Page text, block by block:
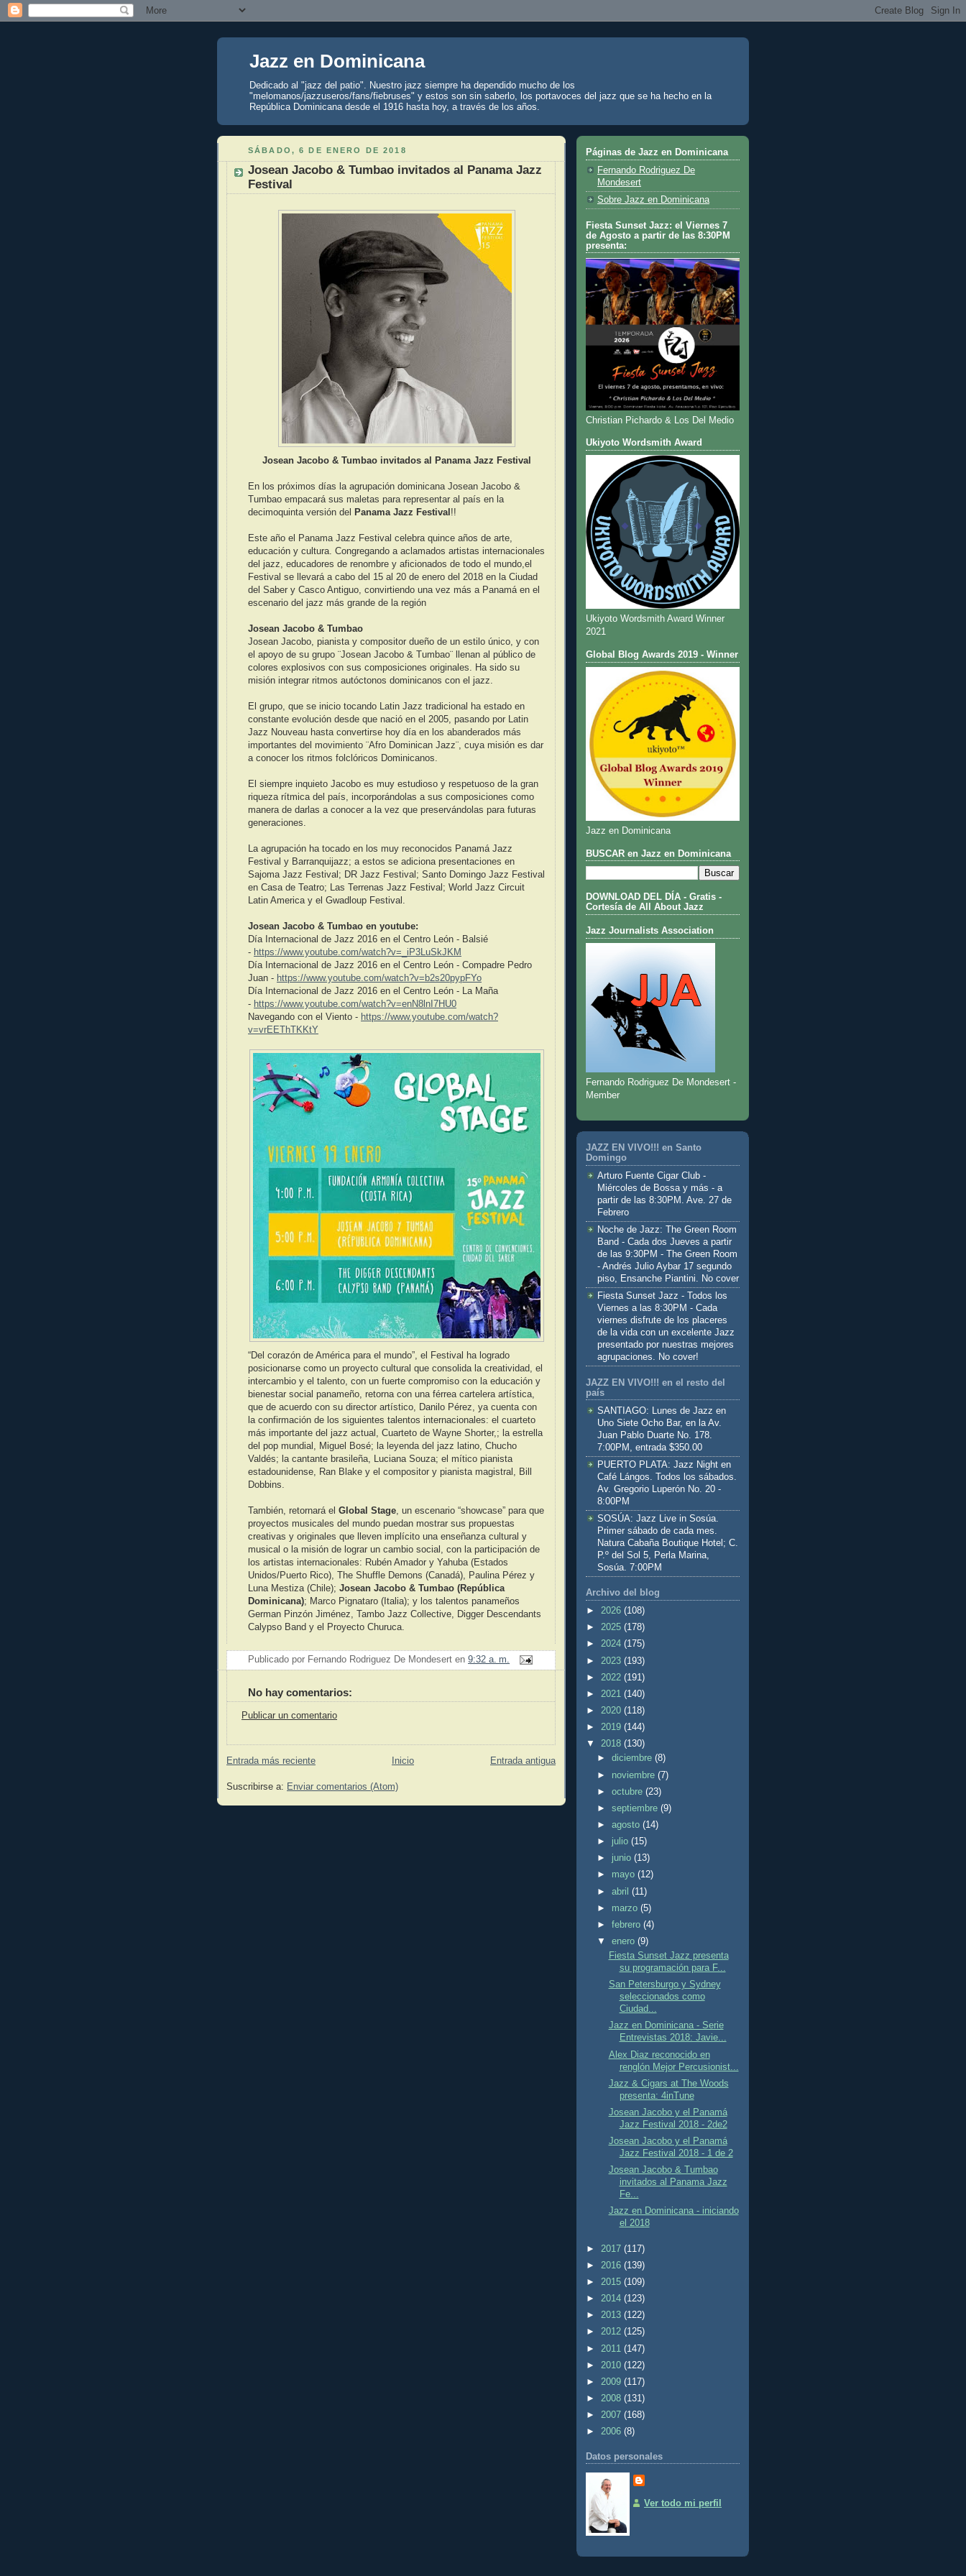
Jazz en Dominicana
Dedicado al "jazz del patio". Nuestro jazz siempre ha dependido mucho de los
"melomanos/jazzuseros/fans/fiebruses" y estos son sin saberlo, los portavoces del jazz que se ha hecho en la
República Dominicana desde el 1916 hasta hoy, a través de los años.
SÁBADO, 6 DE ENERO DE 2018
Josean Jacobo & Tumbao invitados al Panama Jazz
Festival
Josean Jacobo & Tumbao invitados al Panama Jazz Festival
En los próximos días la agrupación dominicana Josean Jacobo &
Tumbao empacará sus maletas para representar al país en la
decimoquinta versión del
Panama Jazz Festival !!
Este año el Panama Jazz Festival celebra quince años de arte,
educación y cultura. Congregando a aclamados artistas internacionales
del jazz, educadores de renombre y aficionados de todo el mundo,el
Festival se llevará a cabo del 15 al 20 de enero del 2018 en la Ciudad
del Saber y Casco Antiguo, convirtiendo una vez más a Panamá en el
escenario del jazz más grande de la región
Josean Jacobo & Tumbao
Josean Jacobo, pianista y compositor dueño de un estilo único, y con
el apoyo de su grupo ¨Josean Jacobo & Tumbao¨ llenan al público de
colores explosivos con sus composiciones originales. Ha sido su
misión integrar ritmos autóctonos dominicanos con el jazz.
El grupo, que se inicio tocando Latin Jazz tradicional ha estado en
constante evolución desde que nació en el 2005, pasando por Latin
Jazz Nouveau hasta convertirse hoy día en los abanderados más
importantes del movimiento ¨Afro Dominican Jazz¨, cuya misión es dar
a conocer los ritmos folclóricos Dominicanos.
El siempre inquieto Jacobo es muy estudioso y respetuoso de la gran
riqueza rítmica del país, incorporándolas a sus composiciones como
manera de darlas a conocer a la vez que preservándolas para futuras
generaciones.
La agrupación ha tocado en los muy reconocidos Panamá Jazz
Festival y Barranquijazz; a estos se adiciona presentaciones en
Sajoma Jazz Festival; DR Jazz Festival; Santo Domingo Jazz Festival
en Casa de Teatro; Las Terrenas Jazz Festival; World Jazz Circuit
Latin America y el Gwadloup Festival.
Josean Jacobo & Tumbao en youtube:
Día Internacional de Jazz 2016 en el Centro León - Balsié
- https://www.youtube.com/watch?v=_iP3LuSkJKM
Día Internacional de Jazz 2016 en el Centro León - Compadre Pedro
Juan - https://www.youtube.com/watch?v=b2s20pypFYo
Día Internacional de Jazz 2016 en el Centro León - La Maña
- https://www.youtube.com/watch?v=enN8lnI7HU0
Navegando con el Viento - https://www.youtube.com/watch?
v=vrEEThTKKtY
“Del corazón de América para el mundo”, el Festival ha logrado
posicionarse como un proyecto cultural que consolida la creatividad, el
intercambio y el talento, con un fuerte compromiso con la educación y
bienestar social panameño, retorna con una férrea cartelera artística,
que de acuerdo con su director artístico, Danilo Pérez, ya cuenta con
la confirmación de los siguientes talentos internacionales: el cuarteto
más importante del jazz actual, Cuarteto de Wayne Shorter,; la estrella
del pop mundial, Miguel Bosé; la leyenda del jazz latino, Chucho
Valdés; la cantante brasileña, Luciana Souza; el mítico pianista
estadounidense, Ran Blake y el compositor y pianista magistral, Bill
Dobbins.
También, retornará el Global Stage, un escenario “showcase” para que
proyectos musicales del mundo puedan mostrar sus propuestas
creativas y originales que lleven implícito una enseñanza cultural y
musical o la misión de lograr un cambio social, con la participación de
los artistas internacionales: Rubén Amador y Yahuba (Estados
Unidos/Puerto Rico), The Shuffle Demons (Canadá), Paulina Pérez y
Luna Mestiza (Chile); Josean Jacobo & Tumbao (República
Dominicana); Marco Pignataro (Italia); y los talentos panameños
German Pinzón Jiménez, Tambo Jazz Collective, Digger Descendants
Calypso Band y el Proyecto Churuca.
Publicado por Fernando Rodriguez De Mondesert en 9:32 a. m.
No hay comentarios:
Publicar un comentario
Entrada más reciente Entrada antigua
Inicio
Suscribirse a: Enviar comentarios (Atom)
Páginas de Jazz en Dominicana
Fernando Rodriguez De
Mondesert
Sobre Jazz en Dominicana
Fiesta Sunset Jazz: el Viernes 7
de Agosto a partir de las 8:30PM
presenta:
Christian Pichardo & Los Del Medio
Ukiyoto Wordsmith Award
Ukiyoto Wordsmith Award Winner
2021
Global Blog Awards 2019 - Winner
Jazz en Dominicana
BUSCAR en Jazz en Dominicana
DOWNLOAD DEL DÍA - Gratis -
Cortesía de All About Jazz
Jazz Journalists Association
Fernando Rodriguez De Mondesert -
Member
JAZZ EN VIVO!!! en Santo
Domingo
Arturo Fuente Cigar Club -
Miércoles de Bossa y más - a
partir de las 8:30PM. Ave. 27 de
Febrero
Noche de Jazz: The Green Room
Band - Cada dos Jueves a partir
de las 9:30PM - The Green Room
- Andrés Julio Aybar 17 segundo
piso, Ensanche Piantini. No cover
Fiesta Sunset Jazz - Todos los
Viernes a las 8:30PM - Cada
viernes disfrute de los placeres
de la vida con un excelente Jazz
presentado por nuestras mejores
agrupaciones. No cover!
JAZZ EN VIVO!!! en el resto del
país
SANTIAGO: Lunes de Jazz en
Uno Siete Ocho Bar, en la Av.
Juan Pablo Duarte No. 178.
7:00PM, entrada $350.00
PUERTO PLATA: Jazz Night en
Café Lángos. Todos los sábados.
Av. Gregorio Luperón No. 20 -
8:00PM
SOSÚA: Jazz Live in Sosúa.
Primer sábado de cada mes.
Natura Cabaña Boutique Hotel; C.
P.º del Sol 5, Perla Marina,
Sosúa. 7:00PM
Archivo del blog
► 2026 (108)
► 2025 (178)
► 2024 (175)
► 2023 (193)
► 2022 (191)
► 2021 (140)
► 2020 (118)
► 2019 (144)
▼ 2018 (130)
►diciembre(8)
► noviembre(7)
►octubre(23)
►septiembre(9)
►agosto(14)
► julio(15)
► junio(13)
► mayo(12)
►abril(11)
► marzo(5)
►febrero(4)
▼enero(9)
Fiesta Sunset Jazz presenta
su programación para F...
San Petersburgo y Sydney
seleccionados como
Ciudad...
Jazz en Dominicana - Serie
Entrevistas 2018: Javie...
Alex Diaz reconocido en
renglón Mejor Percusionist...
Jazz & Cigars at The Woods
presenta: 4inTune
Josean Jacobo y el Panamá
Jazz Festival 2018 - 2de2
Josean Jacobo y el Panamá
Jazz Festival 2018 - 1 de 2
Josean Jacobo & Tumbao
invitados al Panama Jazz
Fe...
Jazz en Dominicana - iniciando
el 2018
► 2017 (117)
► 2016 (139)
► 2015 (109)
► 2014 (123)
► 2013 (122)
► 2012 (125)
► 2011 (147)
► 2010 (122)
► 2009 (117)
► 2008 (131)
► 2007 (168)
► 2006 (8)
Datos personales
Ver todo mi perfil